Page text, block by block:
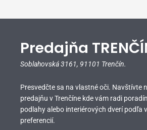
Predajňa
Soblahovská 3161, 91101 Trenčín.
Presvedčte sa na vlastné oči. Navštívte
predajňu v Trenčíne kde vám radi
podlahy alebo interiérových dverí podľa
preferencií.